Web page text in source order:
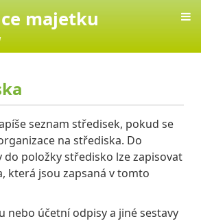
majetku
seznam středisek, pokud se
na střediska. Do
položky středisko lze zapisovat
která jsou zapsaná v tomto
nebo účetní odpisy a jiné sestavy